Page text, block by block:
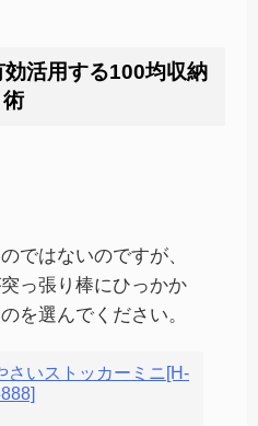
活用する100均収納
術
ではないのですが、
っ張り棒にひっかか
を選んでください。
さいストッカーミニ[H-